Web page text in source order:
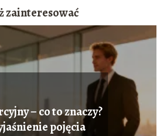
zainteresować
– co to znaczy?
pojęcia